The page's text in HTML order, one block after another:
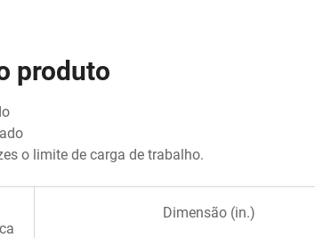
produto
o limite de carga de trabalho.
Dimensão (in.)